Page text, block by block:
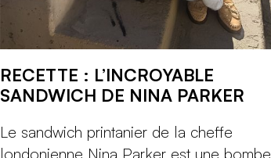
RECETTE : L’INCROYABLE
SANDWICH DE NINA PARKER
Le sandwich printanier de la cheffe
londonienne Nina Parker est une bombe